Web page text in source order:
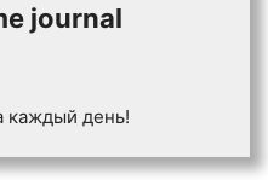
journal
каждый день!